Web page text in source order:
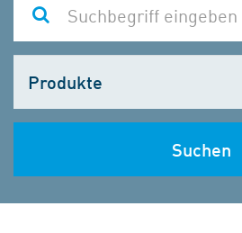
wählen
Suchen